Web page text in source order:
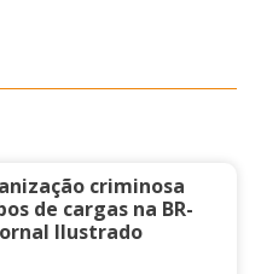
criminosa
de cargas na BR-
Ilustrado